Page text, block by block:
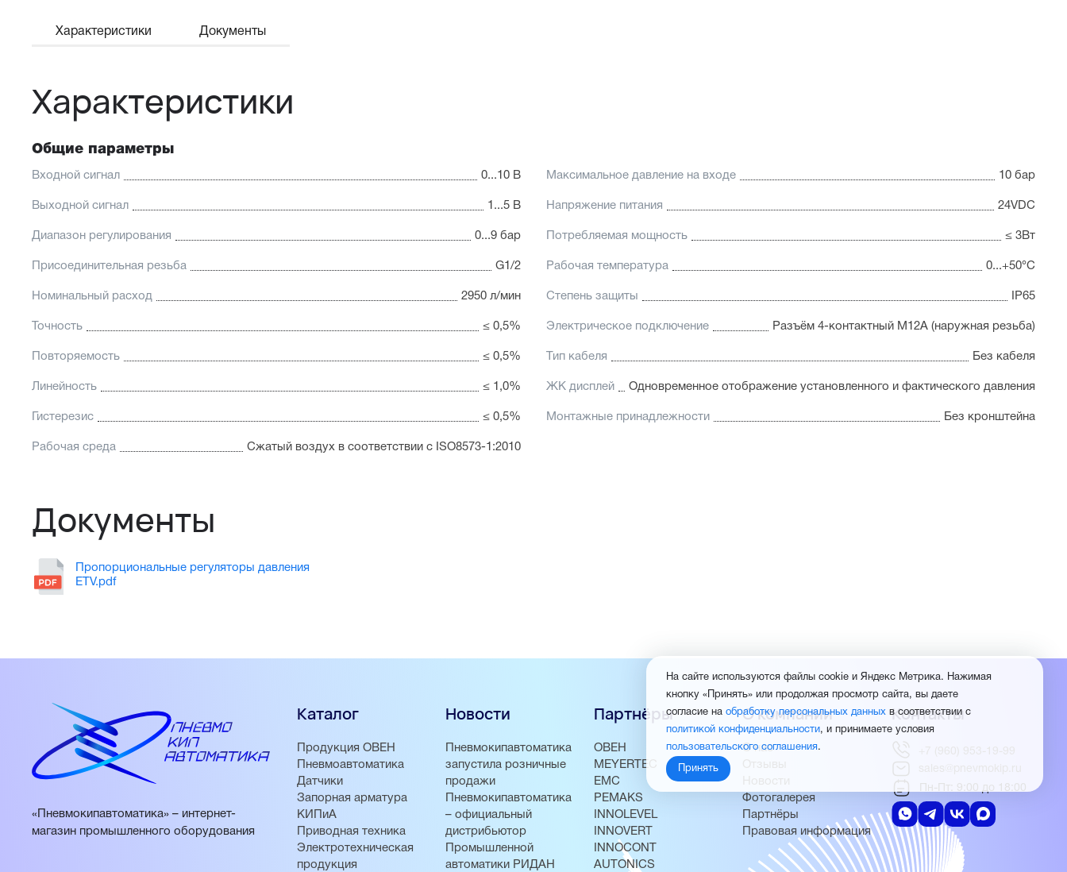
Характеристики Документы
Характеристики
Общие параметры
Входной сигнал 0...10 В Максимальное давление на входе 10 бар
Выходной сигнал 1...5 В Напряжение питания 24VDC
Диапазон регулирования 0...9 бар Потребляемая мощность ≤ 3Вт
Присоединительная резьба G1/2 Рабочая температура 0...+50°С
Номинальный расход 2950 л/мин Степень защиты IP65
Точность ≤ 0,5% Электрическое подключение Разъём 4-контактный М12А (наружная резьба)
Повторяемость ≤ 0,5% Тип кабеля Без кабеля
Линейность ≤ 1,0% ЖК дисплей Одновременное отображение установленного и фактического давления
Гистерезис ≤ 0,5% Монтажные принадлежности Без кронштейна
Рабочая среда Сжатый воздух в соответствии с ISO8573-1:2010
Документы
Пропорциональные регуляторы давления
ETV.pdf
«Пневмокипавтоматика» – интернет-
магазин промышленного оборудования
Каталог
Продукция ОВЕН
Пневмоавтоматика
Датчики
Запорная арматура
КИПиА
Приводная техника
Электротехническая
продукция
Новости
Пневмокипавтоматика
запустила розничные
продажи
Пневмокипавтоматика
– официальный
дистрибьютор
Промышленной
автоматики РИДАН
Партнёры
ОВЕН
MEYERTEC
EMC
PEMAKS
INNOLEVEL
INNOVERT
INNOCONT
AUTONICS
О компании
О нас
Отзывы
Новости
Фотогалерея
Партнёры
Правовая информация
Контакты
+7 (960) 953-19-99
sales@pnevmokip.ru
Пн-Пт: 9:00 до 18:00
На сайте используются файлы cookie и Яндекс Метрика. Нажимая
кнопку «Принять» или продолжая просмотр сайта, вы даете
согласие на обработку персональных данных в соответствии с
политикой конфиденциальности, и принимаете условия
пользовательского соглашения .
Принять